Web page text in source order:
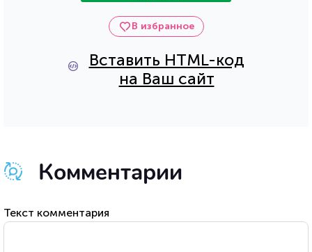
В избранное
Вставить HTML-код
на Ваш сайт
Комментарии
Текст комментария